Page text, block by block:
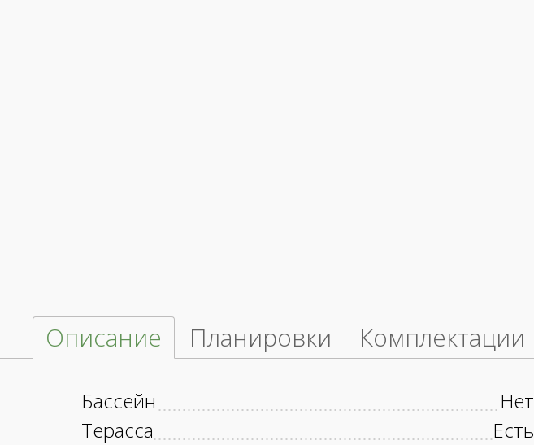
Описание Планировки Комплектации
Бассейн
Нет
Терасса
Есть